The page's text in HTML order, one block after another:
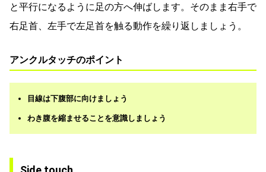
と平行になるように足の方へ伸ばします。そのまま右手で
右足首、左手で左足首を触る動作を繰り返しましょう。
アンクルタッチのポイント
目線は下腹部に向けましょう
わき腹を縮ませることを意識しましょう